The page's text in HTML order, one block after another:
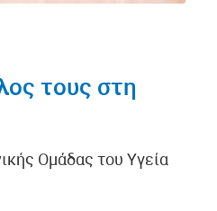
τους στη
Ομάδας του Υγεία